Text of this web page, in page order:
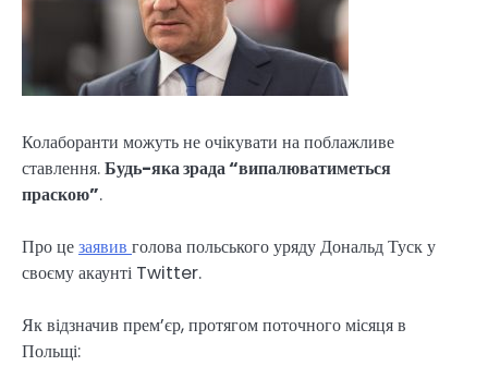
Колаборанти можуть не очікувати на поблажливе
ставлення.Будь-яка зрада “випалюватиметься
праскою”.
Про цезаявив голова польського уряду Дональд Туск у
своєму акаунті Twitter.
Як відзначив прем’єр, протягом поточного місяця в
Польщі: